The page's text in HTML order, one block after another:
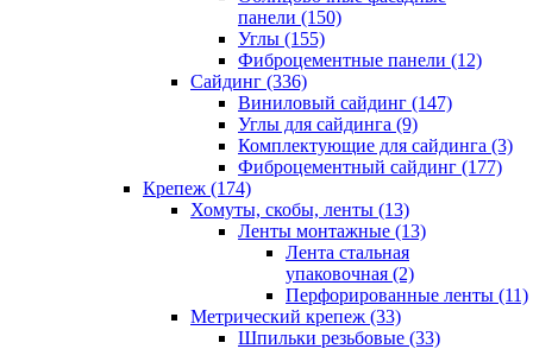
панели (150)
Углы (155)
Фиброцементные панели (12)
Сайдинг (336)
Виниловый сайдинг (147)
Углы для сайдинга (9)
Комплектующие для сайдинга (3)
Фиброцементный сайдинг (177)
Крепеж (174)
Хомуты, скобы, ленты (13)
Ленты монтажные (13)
Лента стальная
упаковочная (2)
Перфорированные ленты (11)
Метрический крепеж (33)
Шпильки резьбовые (33)